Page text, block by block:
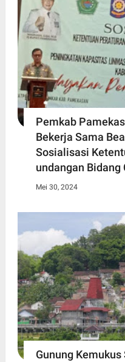
Pemkab
Bekerja Sama
Sosialisasi
undangan Bidang
Mei 30, 2024
Gunung